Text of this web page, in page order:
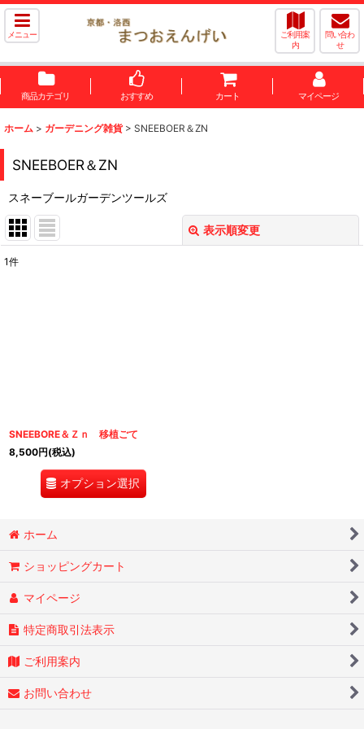
メニュー
ご利用案
内
問い合わ
せ
商品カテゴリ おすすめ カート マイページ
ホーム > ガーデニング雑貨 > SNEEBOER＆ZN
SNEEBOER＆ZN
スネーブールガーデンツールズ
表示順変更
1件
SNEEBORE＆Ｚｎ 移植ごて
8,500円(税込)
オプション選択
ホーム
ショッピングカート
マイページ
特定商取引法表示
ご利用案内
お問い合わせ